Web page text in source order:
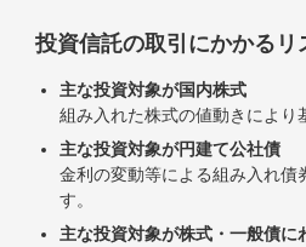
投資信託の取引にかかるリ
主な投資対象が国内株式
組み入れた株式の値動きによ
主な投資対象が円建て公社債
金利の変動等による組み入れ
す。
主な投資対象が株式・一般債